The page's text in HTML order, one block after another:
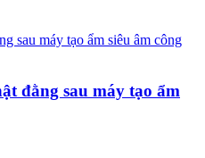
đằng sau máy tạo ẩm